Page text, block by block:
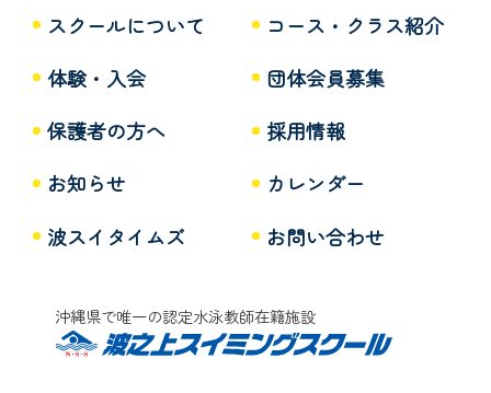
スクールについて
コース・クラス紹介
体験・入会
団体会員募集
保護者の方へ
採用情報
お知らせ
カレンダー
波スイタイムズ
お問い合わせ
沖縄県で唯一の認定水泳教師在籍施設